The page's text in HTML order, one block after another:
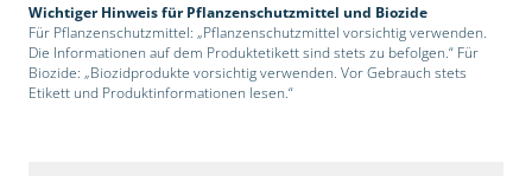
Wichtiger Hinweis für Pflanzenschutzmittel und Biozide
Für Pflanzenschutzmittel: „Pflanzenschutzmittel vorsichtig verwenden.
Die Informationen auf dem Produktetikett sind stets zu befolgen.“ Für
Biozide: „Biozidprodukte vorsichtig verwenden. Vor Gebrauch stets
Etikett und Produktinformationen lesen.“